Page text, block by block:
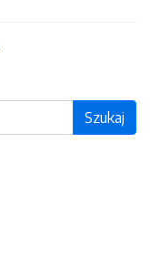
Szukaj